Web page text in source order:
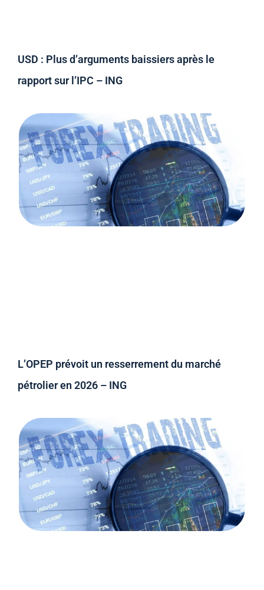
USD : Plus d’arguments baissiers après le
rapport sur l’IPC – ING
L’OPEP prévoit un resserrement du marché
pétrolier en 2026 – ING